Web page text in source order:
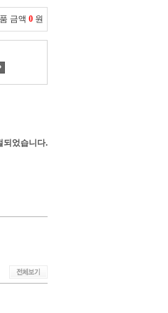
금액 0 원
되었습니다.